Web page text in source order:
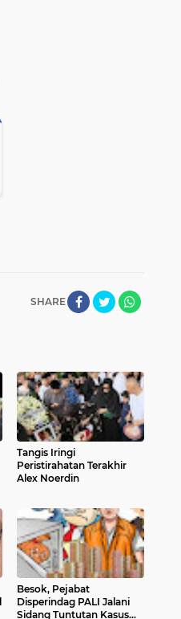
SHARE
Tangis Iringi
Peristirahatan Terakhir
Alex Noerdin
Besok, Pejabat
Disperindag PALI Jalani
Sidang Tuntutan Kasus